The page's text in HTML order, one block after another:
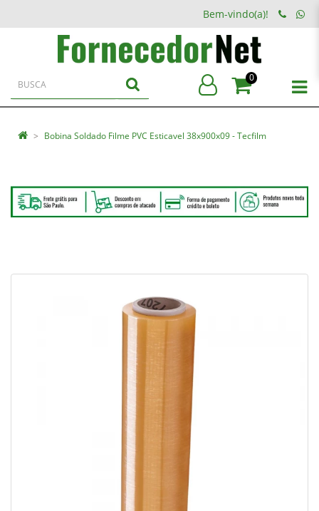
Bem-vindo(a)!
0
Bobina Soldado Filme PVC Esticavel 38x900x09 - Tecfilm